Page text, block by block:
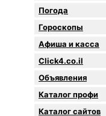
Погода
Гороскопы
Афиша и касса
Click4.co.il
Объявления
Каталог профи
Каталог сайтов